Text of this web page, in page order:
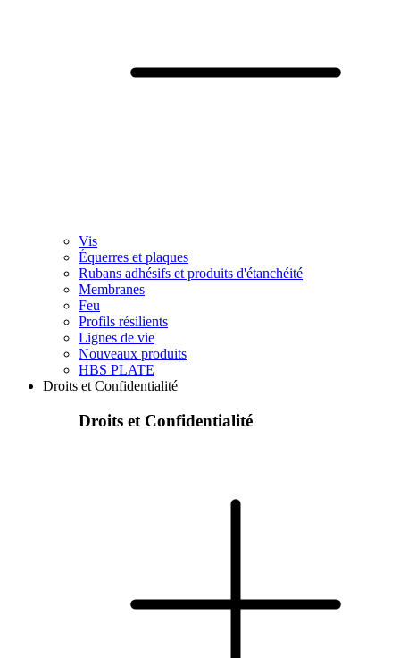
Vis
Équerres et plaques
Rubans adhésifs et produits d'étanchéité
Membranes
Feu
Profils résilients
Lignes de vie
Nouveaux produits
HBS PLATE
Droits et Confidentialité
Droits et Confidentialité